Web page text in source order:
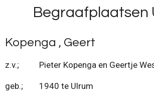
naar
de
hoofdinhoud
Begraafplaatsen
Kopenga , Geert
z.v.; Pieter Kopenga en Geertje
geb.; 1940 te Ulrum